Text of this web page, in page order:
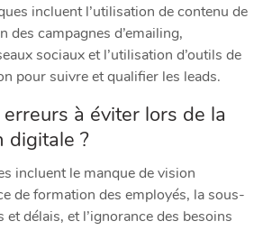
incluent l’utilisation de contenu de
des campagnes d’emailing,
sociaux et l’utilisation d’outils de
pour suivre et qualifier les leads.
à éviter lors de la
digitale ?
incluent le manque de vision
de formation des employés, la sous-
délais, et l’ignorance des besoins